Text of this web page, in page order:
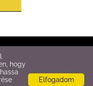
lImpresszum
Elfogadom
hogy